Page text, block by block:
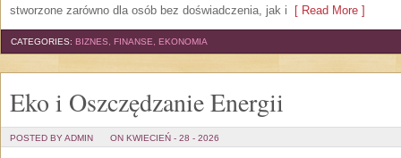
stworzone zarówno dla osób bez doświadczenia, jak i [ Read More ]
CATEGORIES: BIZNES, FINANSE, EKONOMIA
Eko i Oszczędzanie Energii
POSTED BY ADMIN ON KWIECIEŃ - 28 - 2026